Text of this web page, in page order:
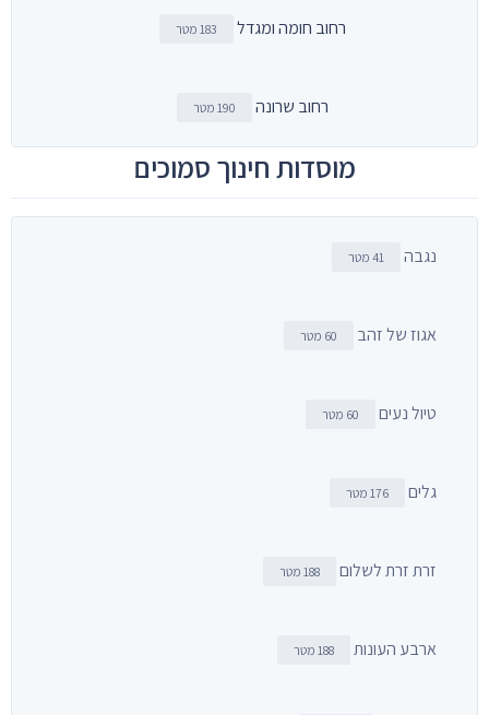
רחוב חומה ומגדל 183 מטר
רחוב שרונה 190 מטר
מוסדות חינוך סמוכים
נגבה 41 מטר
אגוז של זהב 60 מטר
טיול נעים 60 מטר
גלים 176 מטר
זרת זרת לשלום 188 מטר
ארבע העונות 188 מטר